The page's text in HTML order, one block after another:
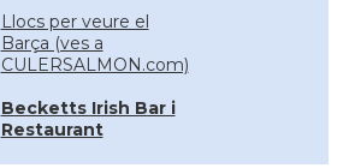
Llocs per veure el
Barça (ves a
CULERSALMON.com)
Becketts Irish Bar i
Restaurant